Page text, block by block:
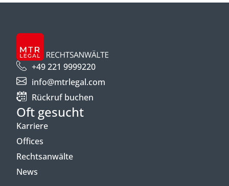
+49 221 9999220
info@mtrlegal.com
Rückruf buchen
Oft gesucht
Karriere
Offices
Rechtsanwälte
News